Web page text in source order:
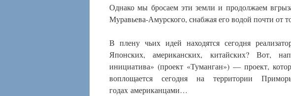
Однако мы бросаем эти земли и продолжаем
Муравьева-Амурского, снабжая его водой почти от
В плену чьих идей находятся сегодня
Японских, американских, китайских? Вот,
инициатива» (проект «Туманган») — проект,
воплощается сегодня на территории
годах американцами…